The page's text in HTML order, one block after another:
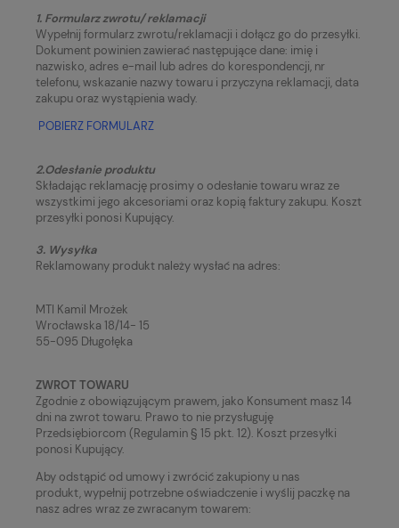
1. Formularz zwrotu/ reklamacji
Wypełnij formularz zwrotu/reklamacji i dołącz go do przesyłki.
Dokument powinien zawierać następujące dane: imię i
nazwisko, adres e-mail lub adres do korespondencji, nr
telefonu, wskazanie nazwy towaru i przyczyna reklamacji, data
zakupu oraz wystąpienia wady.
POBIERZ FORMULARZ
2.Odesłanie produktu
Składając reklamację prosimy o odesłanie towaru wraz ze
wszystkimi jego akcesoriami oraz kopią faktury zakupu. Koszt
przesyłki ponosi Kupujący.
3. Wysyłka
Reklamowany produkt należy wysłać na adres:
MTI Kamil Mrożek
Wrocławska 18/14- 15
55-095 Długołęka
ZWROT TOWARU
Zgodnie z obowiązującym prawem, jako Konsument masz 14
dni na zwrot towaru. Prawo to nie przysługuję
Przedsiębiorcom (Regulamin § 15 pkt. 12). Koszt przesyłki
ponosi Kupujący.
Aby odstąpić od umowy i zwrócić zakupiony u nas
produkt, wypełnij potrzebne oświadczenie i wyślij paczkę na
nasz adres wraz ze zwracanym towarem: